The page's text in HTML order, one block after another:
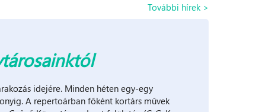
További hírek >
idejére. Minden héten egy-egy
A repertoárban főként kortárs művek